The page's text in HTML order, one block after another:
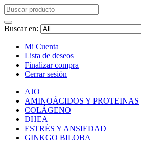
Buscar en:
Mi Cuenta
Lista de deseos
Finalizar compra
Cerrar sesión
AJO
AMINOÁCIDOS Y PROTEINAS
COLÁGENO
DHEA
ESTRÉS Y ANSIEDAD
GINKGO BILOBA